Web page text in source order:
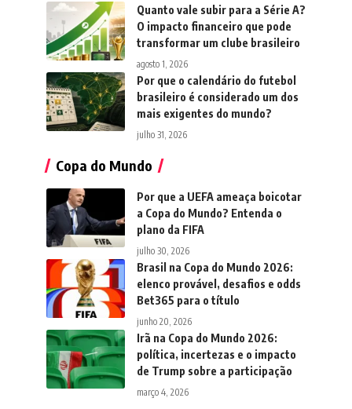
Quanto vale subir para a Série A?
O impacto financeiro que pode
transformar um clube brasileiro
agosto 1, 2026
Por que o calendário do futebol
brasileiro é considerado um dos
mais exigentes do mundo?
julho 31, 2026
Copa do Mundo
Por que a UEFA ameaça boicotar
a Copa do Mundo? Entenda o
plano da FIFA
julho 30, 2026
Brasil na Copa do Mundo 2026:
elenco provável, desafios e odds
Bet365 para o título
junho 20, 2026
Irã na Copa do Mundo 2026:
política, incertezas e o impacto
de Trump sobre a participação
março 4, 2026